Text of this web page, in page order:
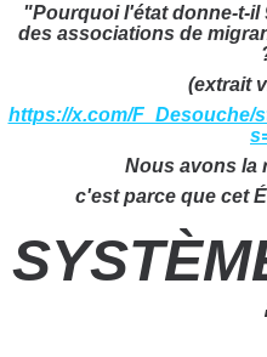
"Pourquoi l'état donne-t-il
des associations de
(extrait
https://x.com/F_Desouche/
Nous avons la
c'est parce que cet